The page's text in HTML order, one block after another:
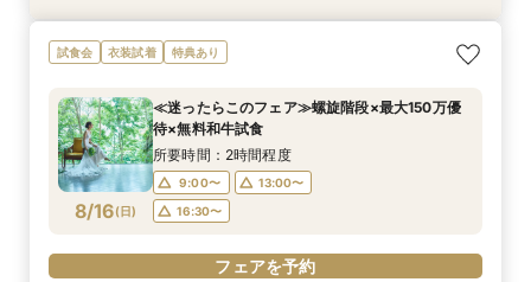
8/15(土)
≪1軒目見学がお得≫お祝いギフト付☆ゼロから
わかる*和牛試食付
9:00〜
13:00〜
16:30〜
フェアを予約
8/15(土)
≪45分で完結≫営業なし、見るだけOKの自由な
見学会
9:00〜
12:00〜
15:00〜
16:30〜
18:00〜
8/15(土)
≪大聖堂挙式×螺旋階段≫2会場見学ツアー*無料
和牛試食付
9:00〜
13:00〜
16:30〜
フェアを予約
8/15(土)
≪迷ったらこのフェア≫螺旋階段×最大150万優
待×無料和牛試食
9:00〜
13:00〜
16:30〜
フェアを予約
8/15(土)
≪オンライン相談≫30分～OK！会場/金額/日程
*聞きたいことだけ
11:00〜
12:00〜
13:00〜
15:00〜
17:00〜
8/15(土)
≪マイナビ限定フェア≫試食付*3会場見学キャ
ンペーン／BIGフェア
9:00〜
13:00〜
16:30〜
フェアを予約
8/15(土)
＼2日間限定BBQ試食付／ピエトラセレーナ×教
会×姉妹店見学
16:00〜
フェアを予約
試食会 衣装試着 特典あり
8/16(日)
≪迷ったらこのフェア≫螺旋階段×最大150万優
待×無料和牛試食
所要時間：2時間程度
9:00〜
13:00〜
16:30〜
フェアを予約